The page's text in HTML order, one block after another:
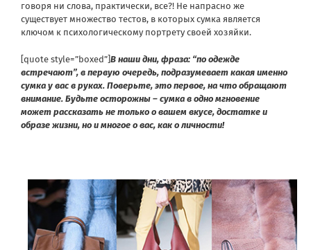
говоря ни слова, практически, все?! Не напрасно же
существует множество тестов, в которых сумка является
ключом к психологическому портрету своей хозяйки.
[quote style=”boxed”] В наши дни, фраза: “по одежде
встречают”, в первую очередь, подразумевает какая именно
сумка у вас в руках. Поверьте, это первое, на что обращают
внимание. Будьте осторожны – сумка в одно мгновение
может рассказать не только о вашем вкусе, достатке и
образе жизни, но и многое о вас, как о личности!